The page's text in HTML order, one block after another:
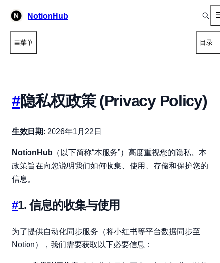
NotionHub
菜单 目录
#隐私权政策 (Privacy Policy)
生效日期: 2026年1月22日
NotionHub （以下简称“本服务”）高度重视您的隐私。本
政策旨在向您说明我们如何收集、使用、存储和保护您的
信息。
#1. 信息的收集与使用
为了提供自动化同步服务（将小红书等平台数据同步至
Notion），我们需要获取以下必要信息：